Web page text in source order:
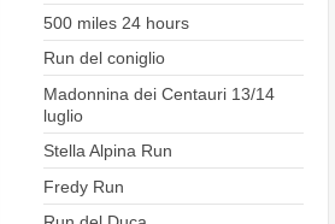
500 miles 24 hours
Run del coniglio
Madonnina dei Centauri 13/14
luglio
Stella Alpina Run
Fredy Run